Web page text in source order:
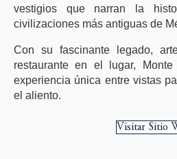
vestigios que narran la
civilizaciones más antiguas de
Con su fascinante legado,
restaurante en el lugar,
experiencia única entre vistas
el aliento.
Visitar Sitio